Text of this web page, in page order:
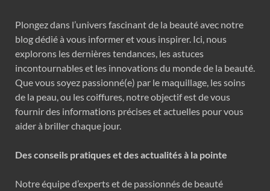
Plongez dans l’univers fascinant de la beauté avec notre
blog dédié à vous informer et vous inspirer. Ici, nous
explorons les dernières tendances, les astuces
incontournables et les innovations du monde de la beauté.
Que vous soyez passionné(e) par le maquillage, les soins
de la peau, ou les coiffures, notre objectif est de vous
fournir des informations précises et actuelles pour vous
aider à briller chaque jour.
Des conseils pratiques et des actualités à la pointe
Notre équipe d’experts et de passionnés de beauté